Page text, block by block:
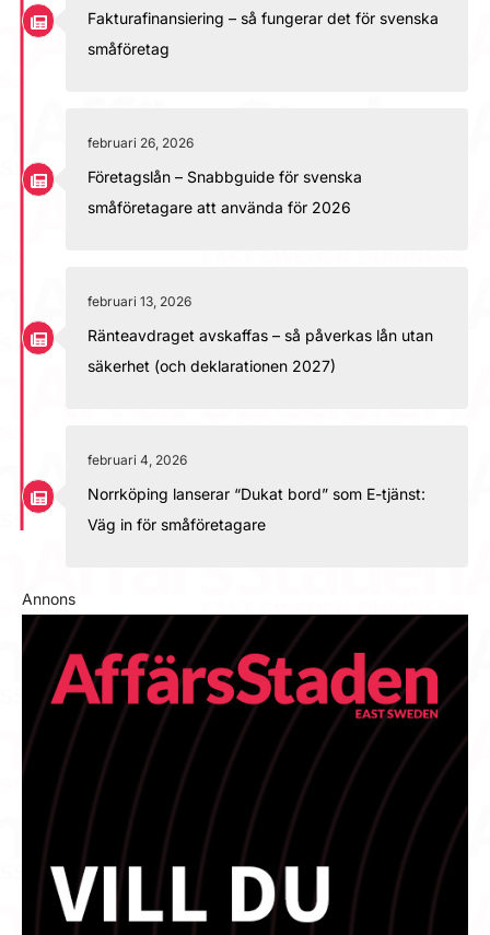
Fakturafinansiering – så fungerar det för svenska
småföretag
februari 26, 2026
Företagslån – Snabbguide för svenska
småföretagare att använda för 2026
februari 13, 2026
Ränteavdraget avskaffas – så påverkas lån utan
säkerhet (och deklarationen 2027)
februari 4, 2026
Norrköping lanserar “Dukat bord” som E-tjänst:
Väg in för småföretagare
Annons